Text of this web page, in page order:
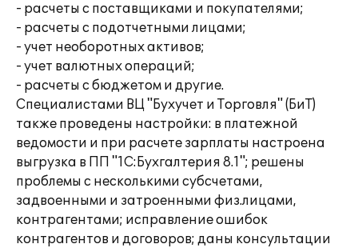
- расчеты с поставщиками и покупателями;
- расчеты с подотчетными лицами;
- учет необоротных активов;
- учет валютных операций;
- расчеты с бюджетом и другие.
Специалистами ВЦ "Бухучет и Торговля" (БиТ)
также проведены настройки: в платежной
ведомости и при расчете зарплаты настроена
выгрузка в ПП "1С:Бухгалтерия 8.1"; решены
проблемы с несколькими субсчетами,
задвоенными и затроенными физ.лицами,
контрагентами; исправление ошибок
контрагентов и договоров; даны консультации